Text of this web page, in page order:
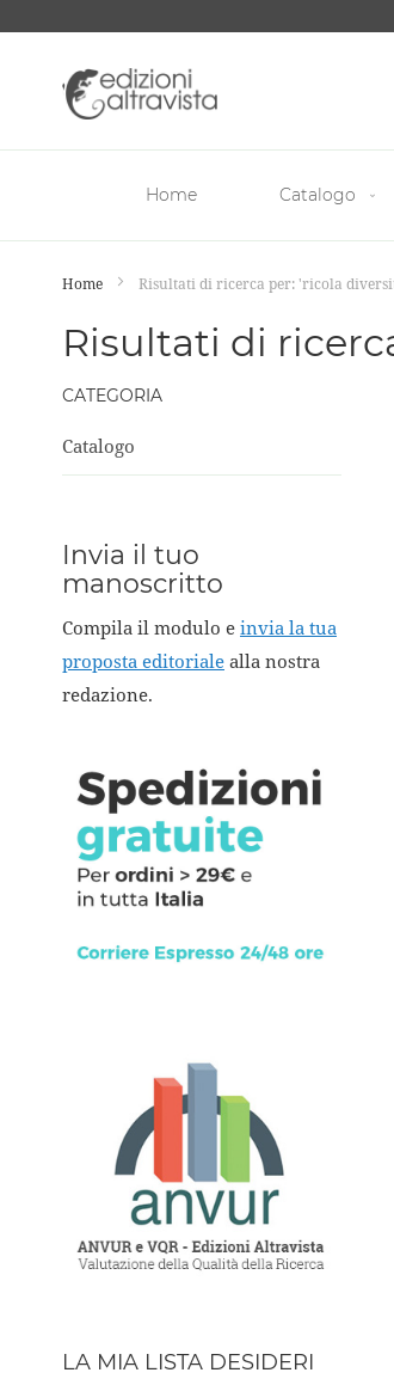
contenuto
Home Catalogo
Home Risultati di ricerca per: 'ricola
Risultati di
CATEGORIA
Catalogo
Invia il tuo
manoscritto
Compila il modulo e invia la tua
proposta editoriale alla nostra
redazione.
LA MIA LISTA DESIDERI